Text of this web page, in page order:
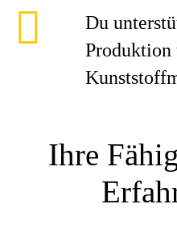
Du
Produktion
Ihre